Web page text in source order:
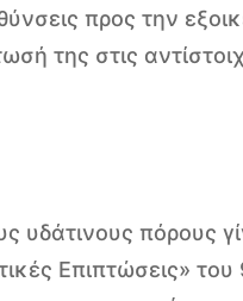
προς την
της στις
υδάτινους πόρους
Επιπτώσεις» του